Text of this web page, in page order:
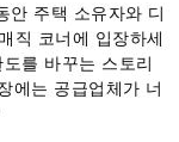
안 주택 소유자와 디
직 코너에 입장하세
를 바꾸는 스토리
에는 공급업체가 너